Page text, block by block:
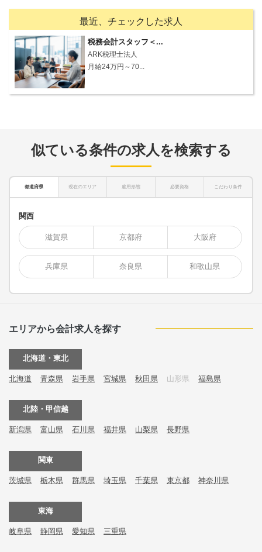
最近、チェックした求人
税務会計スタッフ＜...
ARK税理士法人
月給24万円～70...
似ている条件の求人を検索する
都道府県 現在のエリア 雇用形態 必要資格 こだわり条件
関西
滋賀県 京都府 大阪府
兵庫県 奈良県 和歌山県
エリアから会計求人を探す
北海道・東北
北海道 青森県 岩手県 宮城県 秋田県 山形県 福島県
北陸・甲信越
新潟県 富山県 石川県 福井県 山梨県 長野県
関東
茨城県 栃木県 群馬県 埼玉県 千葉県 東京都 神奈川県
東海
岐阜県 静岡県 愛知県 三重県